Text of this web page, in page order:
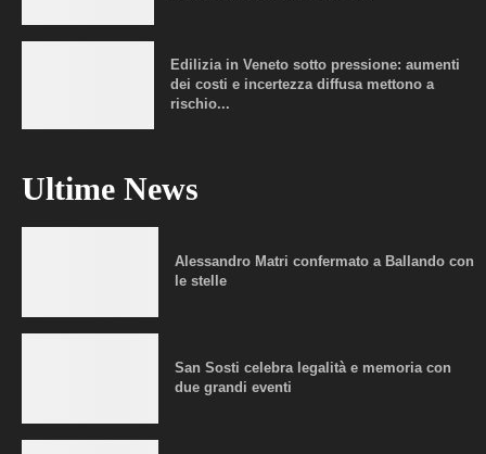
Edilizia in Veneto sotto pressione: aumenti
dei costi e incertezza diffusa mettono a
rischio...
Ultime News
Alessandro Matri confermato a Ballando con
le stelle
San Sosti celebra legalità e memoria con
due grandi eventi